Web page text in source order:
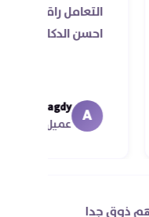
التعامل راقي جدا و الخدمه
احسن الدكاتره الي اتعاملت
Ahmed Magdy
عميل الأونلاين
وتعاملهم ذوق جدا